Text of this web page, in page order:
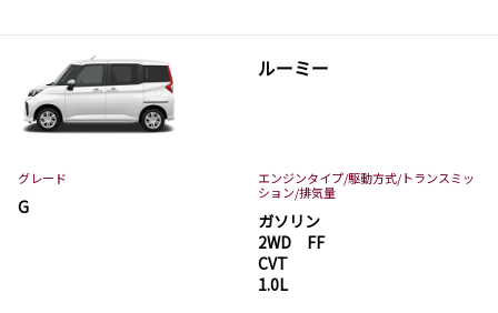
ルーミー
グレード
G
エンジンタイプ/駆動方式/トランスミッ
ション/排気量
ガソリン
2WD FF
CVT
1.0L